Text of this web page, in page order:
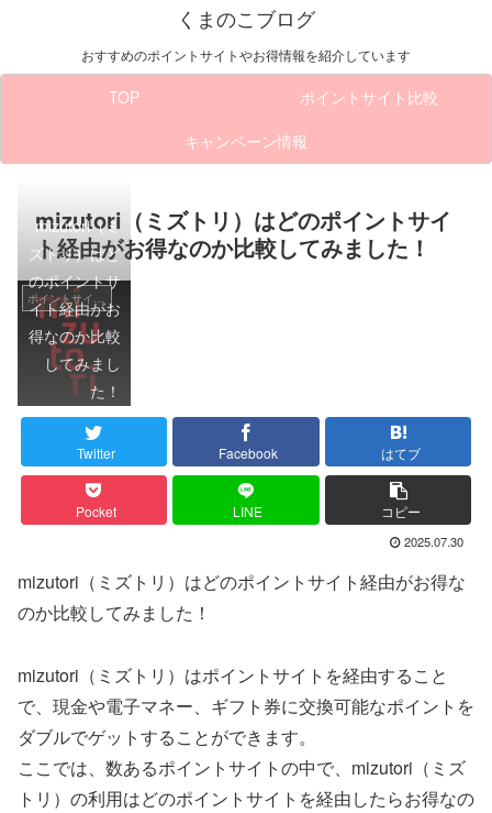
くまのこブログ
おすすめのポイントサイトやお得情報を紹介しています
TOP
ポイントサイト比較
キャンペーン情報
mizutori（ミズトリ）はどのポイントサイ
ト経由がお得なのか比較してみました！
ポイントサイト比較
mizutori（ミ
ズトリ）はど
のポイントサ
イト経由がお
得なのか比較
してみまし
た！
Twitter Facebook はてブ
Pocket LINE コピー
2025.07.30
mizutori（ミズトリ）はどのポイントサイト経由がお得な
のか比較してみました！
mizutori（ミズトリ）はポイントサイトを経由すること
で、現金や電子マネー、ギフト券に交換可能なポイントを
ダブルでゲットすることができます。
ここでは、数あるポイントサイトの中で、mizutori（ミズ
トリ）の利用はどのポイントサイトを経由したらお得なの